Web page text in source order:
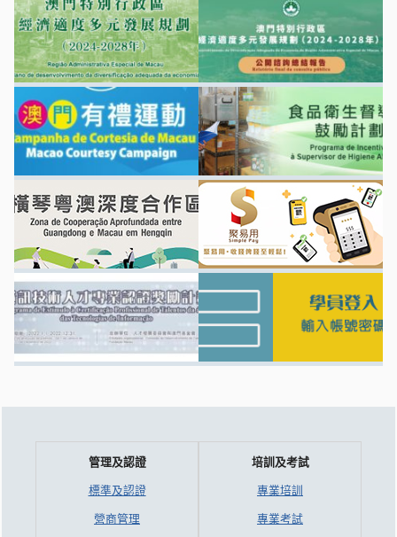
管理及認證
標準及認證
營商管理
培訓及考試
專業培訓
專業考試